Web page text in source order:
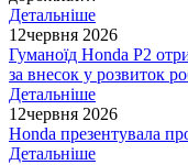
Детальніше
12червня 2026
Гуманоїд Honda P2
за внесок у розвиток
Детальніше
12червня 2026
Honda презентувала
Детальніше